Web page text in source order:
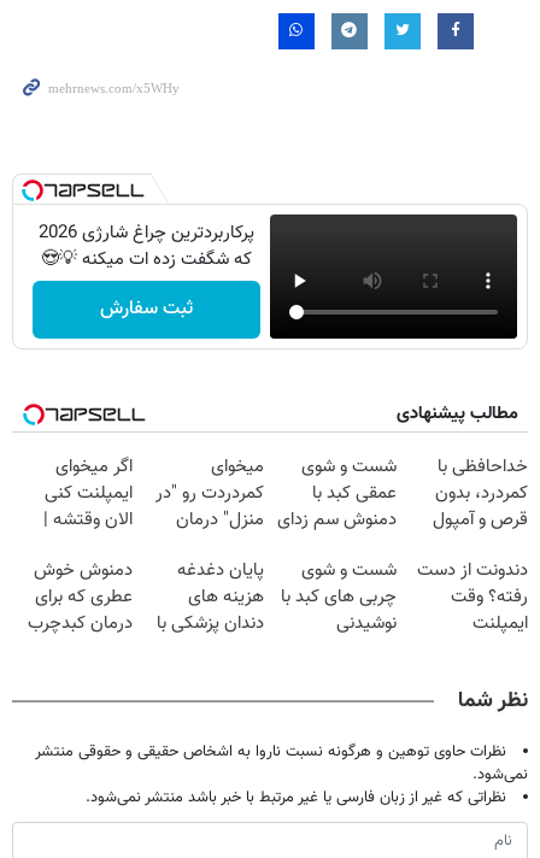
پرکاربردترین چراغ شارژی 2026
که شگفت زده ات میکنه 💡😍
ثبت سفارش
مطالب پیشنهادی
خداحافظی با
کمردرد، بدون
قرص و آمپول
شست و شوی
عمقی کبد با
دمنوش سم زدای
میخوای
کمردردت رو "در
منزل" درمان
◂پرسش‌نامه)
اگر میخوای
ایمپلنت کنی
الان وقتشه |
میلیون تومان!!!
دندونت از دست
رفته؟ وقت
ایمپلنت
شست و شوی
چربی های کبد با
نوشیدنی
پایان دغدغه
هزینه های
دندان پزشکی با
دمنوش خوش
عطری که برای
درمان کبدچرب
نظر شما
نظرات حاوی توهین و هرگونه نسبت ناروا به اشخاص حقیقی و حقوقی منتشر
نمی‌شود.
نظراتی که غیر از زبان فارسی یا غیر مرتبط با خبر باشد منتشر نمی‌شود.